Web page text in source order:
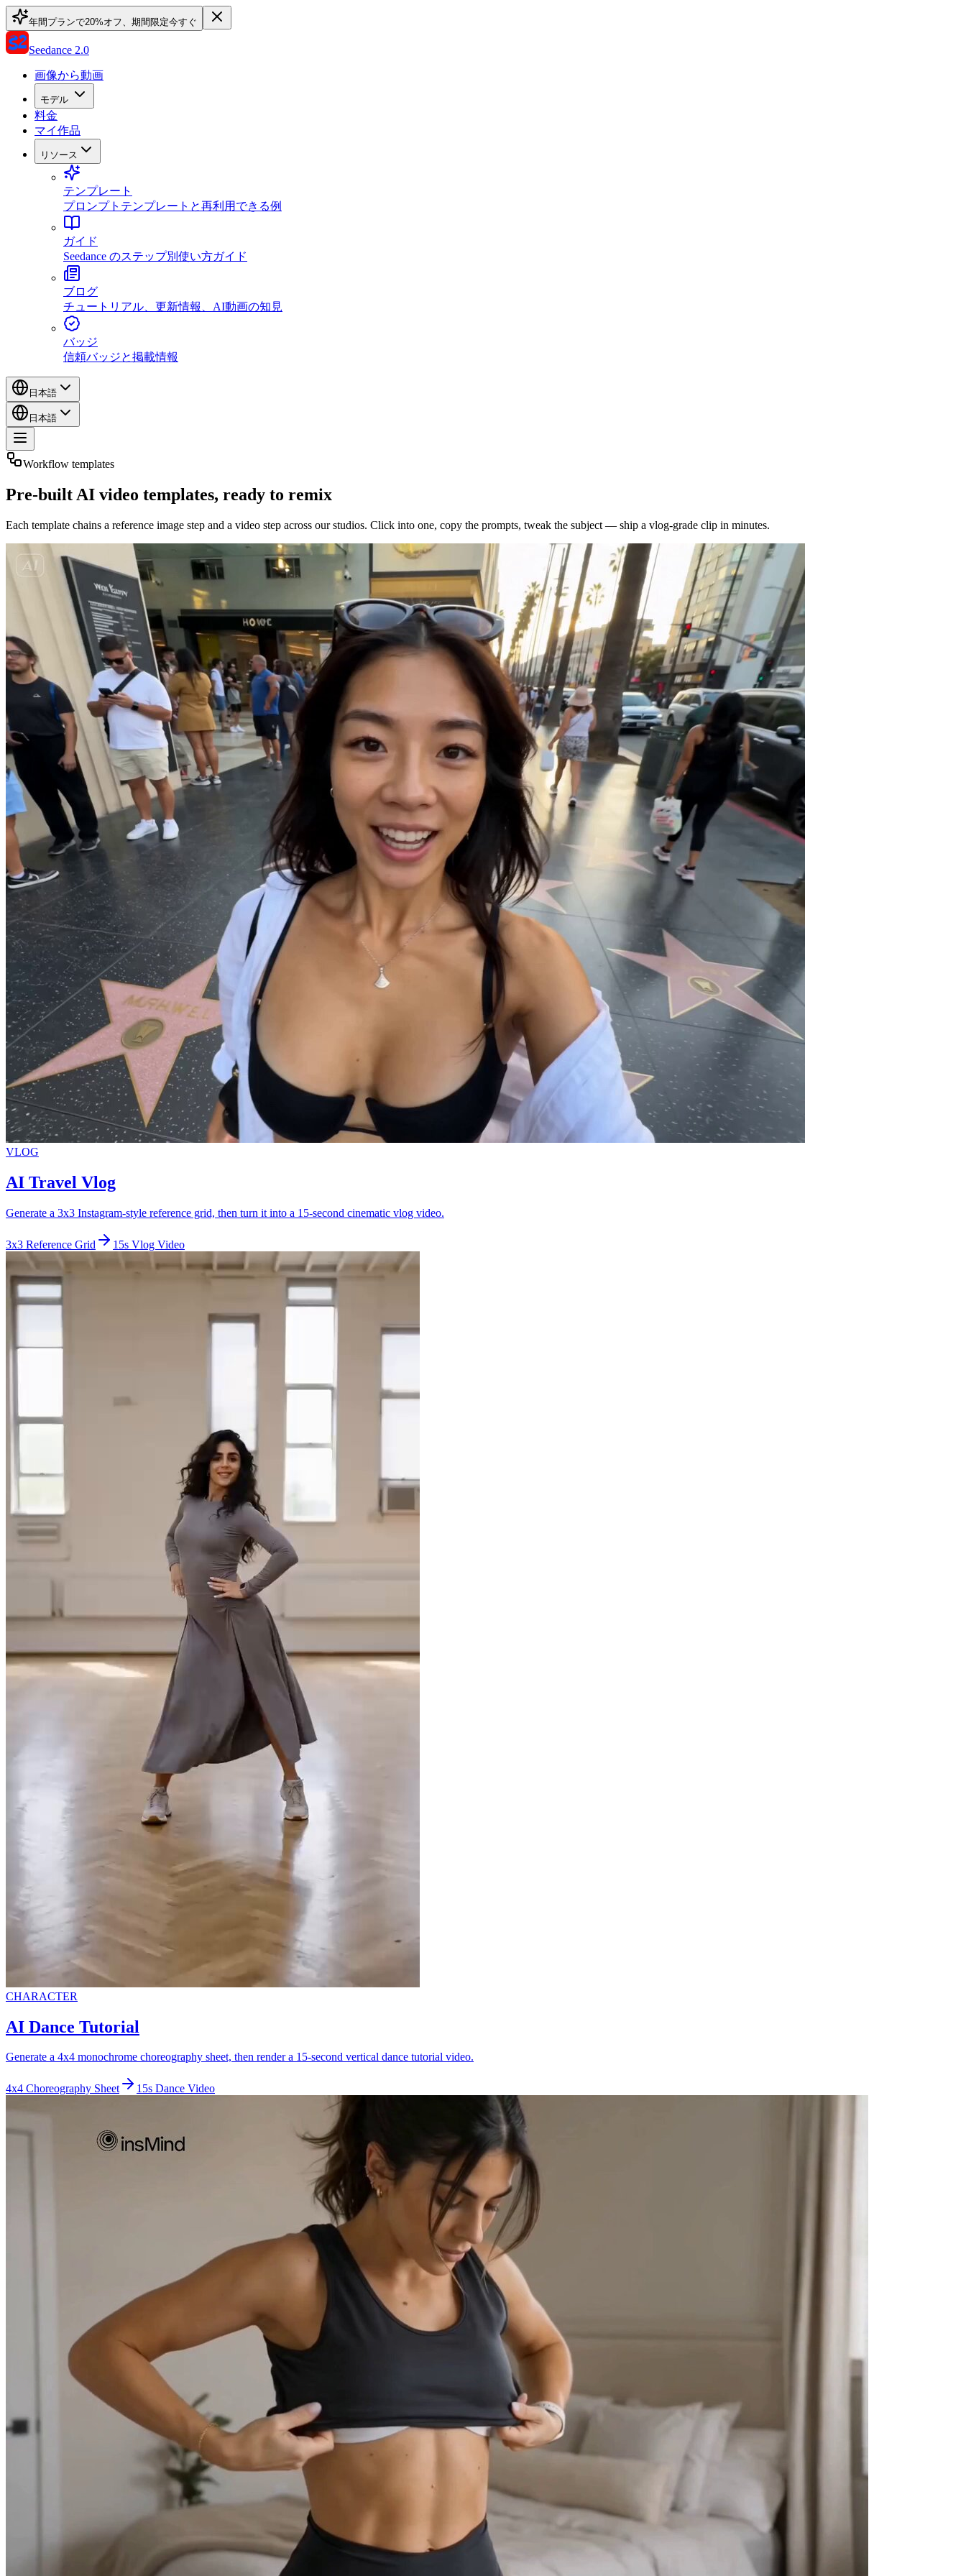
年間プランで20%オフ、期間限定今すぐ
Seedance 2.0
画像から動画
モデル
料金
マイ作品
リソース
テンプレート
プロンプトテンプレートと再利用できる例
ガイド
Seedance のステップ別使い方ガイド
ブログ
チュートリアル、更新情報、AI動画の知見
バッジ
信頼バッジと掲載情報
日本語
日本語
Workflow templates
Pre-built AI video templates, ready to remix
Each template chains a reference image step and a video step across our studios. Click into one, copy the prompts, tweak the subject — ship a vlog-grade clip in minutes.
VLOG
AI Travel Vlog
Generate a 3x3 Instagram-style reference grid, then turn it into a 15-second cinematic vlog video.
3x3 Reference Grid 15s Vlog Video
CHARACTER
AI Dance Tutorial
Generate a 4x4 monochrome choreography sheet, then render a 15-second vertical dance tutorial video.
4x4 Choreography Sheet 15s Dance Video